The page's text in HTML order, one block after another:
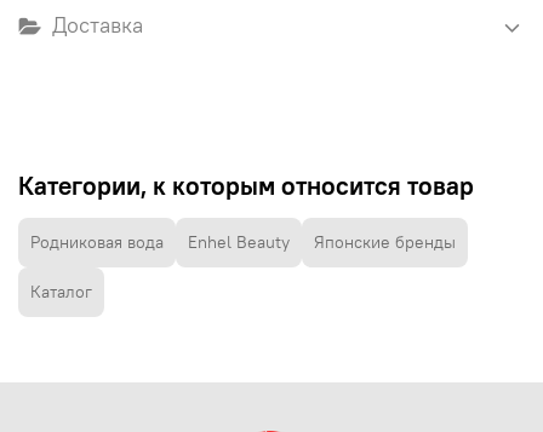
Доставка
Категории, к которым относится товар
Родниковая вода Enhel Beauty Японские бренды
Каталог